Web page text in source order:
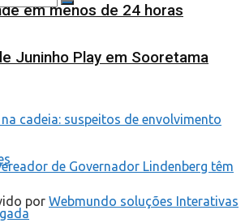
em menos de 24 horas
Juninho Play em Sooretama
por Webmundo soluções Interativas